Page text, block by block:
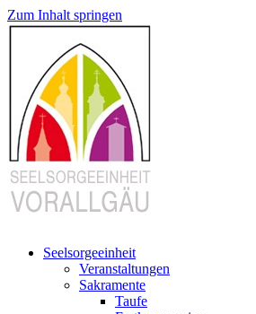
Zum Inhalt springen
Seelsorgeeinheit
Veranstaltungen
Sakramente
Taufe